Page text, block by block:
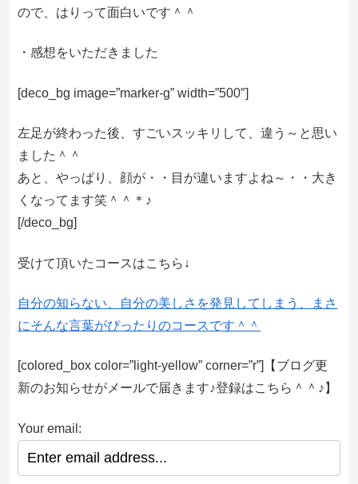
ので、はりって面白いです＾＾
・感想をいただきました
[deco_bg image=”marker-g” width=”500″]
左足が終わった後、すごいスッキリして、違う～と思い
ました＾＾
あと、やっぱり、顔が・・目が違いますよね～・・大き
くなってます笑＾＾＊♪
[/deco_bg]
受けて頂いたコースはこちら↓
自分の知らない、自分の美しさを発見してしまう、まさ
にそんな言葉がぴったりのコースです＾＾
[colored_box color=”light‐yellow” corner=”r”]【ブログ更
新のお知らせがメールで届きます♪登録はこちら＾＾♪】
Your email: